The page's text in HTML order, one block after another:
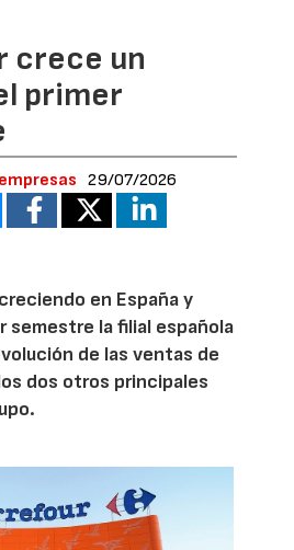
crece un
primer
29/07/2026
en España y
semestre la filial española
de las ventas de
dos otros principales